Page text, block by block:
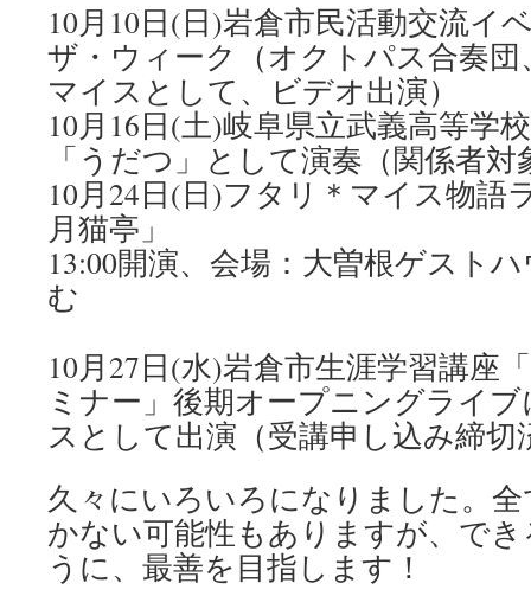
10月10日(日)岩倉市民活動交流イ
ザ・ウィーク（オクトパス合奏
マイスとして、ビデオ出演）
10月16日(土)岐阜県立武義高等学
「うだつ」として演奏（関係者対
10月24日(日)フタリ＊マイス物語
月猫亭」
13:00開演、会場：大曽根ゲスト
む
10月27日(水)岩倉市生涯学習講座
ミナー」後期オープニングライ
スとして出演（受講申し込み締切
久々にいろいろになりました。
かない可能性もありますが、で
うに、最善を目指します！